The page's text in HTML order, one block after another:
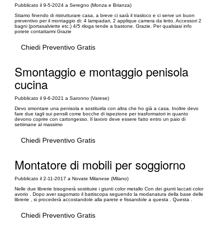
Pubblicato il 9-5-2024 a Seregno (Monza e Brianza)
Stiamo finendo di ristrutturare casa, a breve ci sarà il trasloco e ci serve un buon
preventivo per il montaggio di: 4 lampadari, 2 applique camera da letto. Accessori 2
bagni (portasalviette etc.) 4/5 riloga tende a bastone. Grazie. Per qualsiasi info
potete contattarmi Grazie
Chiedi Preventivo Gratis
Smontaggio e montaggio penisola
cucina
Pubblicato il 9-6-2021 a Saronno (Varese)
Devo smontare una penisola e sostituirla con altra che ho già a casa. Inoltre devo
fare due tagli sui pensili come bocche di ispezione per trasformatori in quanto
devono coprire con cartongesso. Il lavoro deve essere fatto entro un paio di
settimane al massimo
Chiedi Preventivo Gratis
Montatore di mobili per soggiorno
Pubblicato il 2-11-2017 a Novate Milanese (Milano)
Nelle due librerie bisognerà sostituire i giunti color metallo Con dei giunti laccati color
avorio . Dopo aver sagomato il battiscopa seguendo la modanatura della base delle
librerie , si procederà accostandole alla parete e fissandole a questa . Questa .
Chiedi Preventivo Gratis